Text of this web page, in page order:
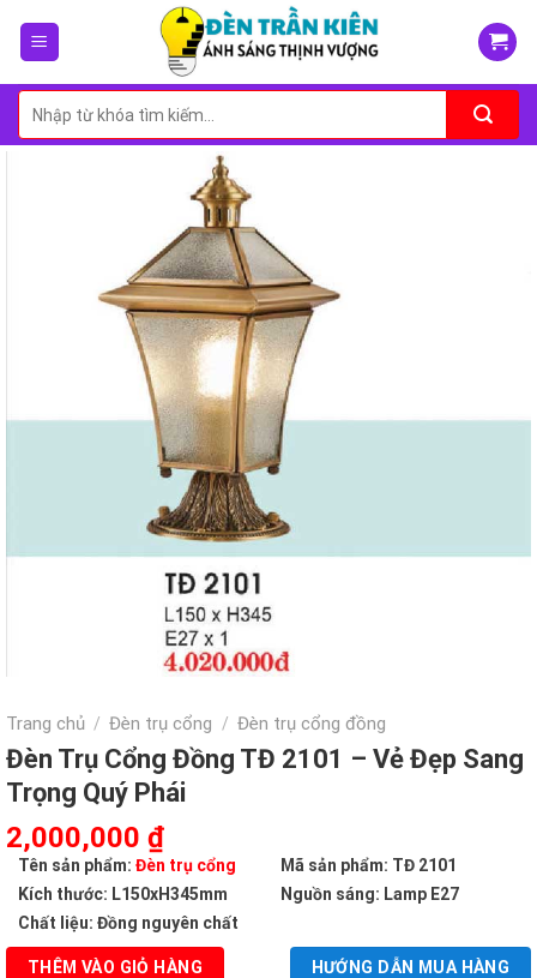
Tìm
kiếm:
Trang chủ / Đèn trụ cổng / Đèn trụ cổng đồng
Đèn Trụ Cổng Đồng TĐ 2101 – Vẻ Đẹp Sang
Trọng Quý Phái
Giá
gốc
là:
4,020,000 ₫.
2,000,000 ₫Giá
hiện
tại
là:
2,000,000 ₫.
Tên sản phẩm: Đèn trụ cổng
Mã sản phẩm: TĐ 2101
Kích thước: L150xH345mm
Nguồn sáng: Lamp E27
Chất liệu: Đồng nguyên chất
HƯỚNG DẪN MUA HÀNG
THÊM VÀO GIỎ HÀNG